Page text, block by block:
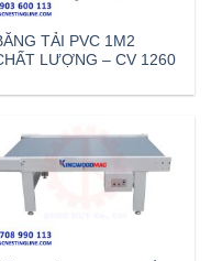
TẢI PVC 1M2
LƯỢNG – CV 1260